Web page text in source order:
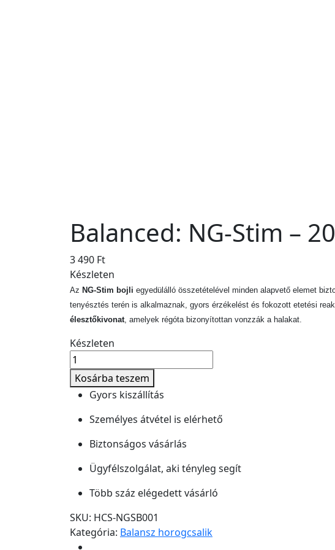
Balanced: NG-Stim –
3 490 Ft
Készleten
Az NG-Stim bojli egyedülálló összetételével minden alapvető elemet
tenyésztés terén is alkalmaznak, gyors érzékelést és fokozott etetési
élesztőkivonat, amelyek régóta bizonyítottan vonzzák a halakat.
Készleten
Balanced:
NG-
Stim
20mm
160g
quantity
Kosárba teszem
Gyors kiszállítás
Személyes átvétel is elérhető
Biztonságos vásárlás
Ügyfélszolgálat, aki tényleg segít
Több száz elégedett vásárló
SKU: HCS-NGSB001
Kategória: Balansz horogcsalik